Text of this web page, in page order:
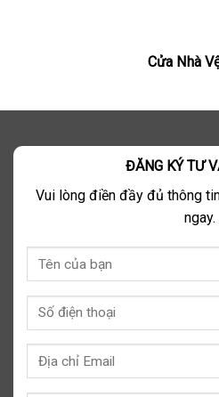
Cửa Nhà
ĐĂNG KÝ TƯ
Vui lòng điền đầy đủ thông
ngay.